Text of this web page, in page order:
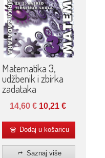
Matematika 3,
udžbenik i zbirka
zadataka
14,60€ 10,21 €
Dodaj u košaricu
Saznaj više